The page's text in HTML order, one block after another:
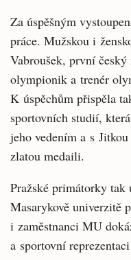
Za úspěšným
práce. Mužskou i
Vabroušek, první český
olympionik a trenér
K úspěchům přispěla
sportovních studií,
jeho vedením a s
zlatou medaili.
Pražské primátorky tak
Masarykově univerzitě
i zaměstnanci MU
a sportovní